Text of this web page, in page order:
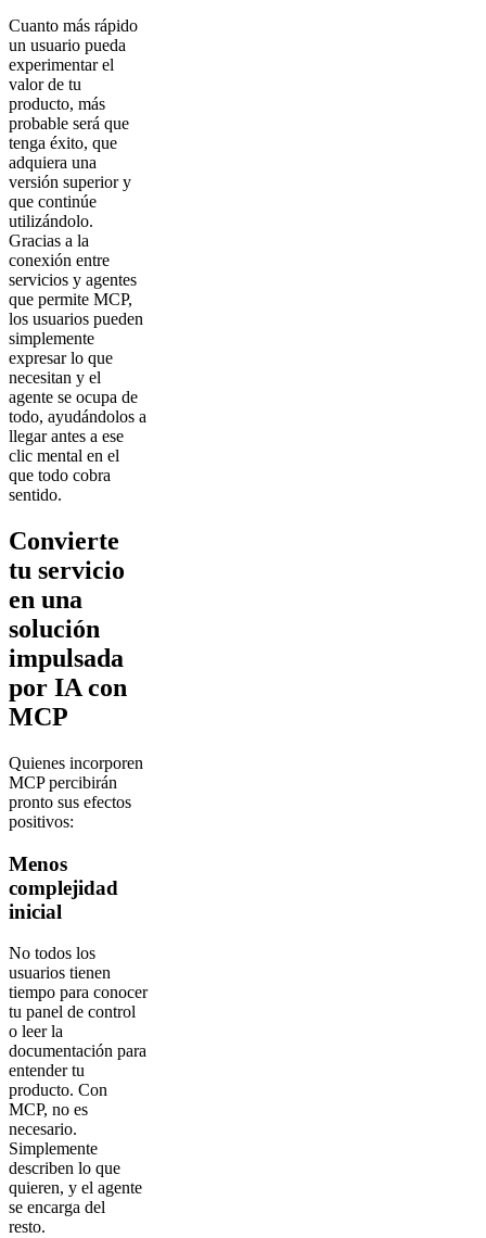
Cuanto más rápido
un usuario pueda
experimentar el
valor de tu
producto, más
probable será que
tenga éxito, que
adquiera una
versión superior y
que continúe
utilizándolo.
Gracias a la
conexión entre
servicios y agentes
que permite MCP,
los usuarios pueden
simplemente
expresar lo que
necesitan y el
agente se ocupa de
todo, ayudándolos a
llegar antes a ese
clic mental en el
que todo cobra
sentido.
Convierte
tu servicio
en una
solución
impulsada
por IA con
MCP
Quienes incorporen
MCP percibirán
pronto sus efectos
positivos:
Menos
complejidad
inicial
No todos los
usuarios tienen
tiempo para conocer
tu panel de control
o leer la
documentación para
entender tu
producto. Con
MCP, no es
necesario.
Simplemente
describen lo que
quieren, y el agente
se encarga del
resto.